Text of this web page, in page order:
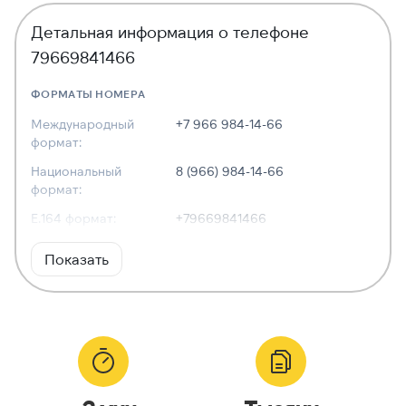
Детальная информация о телефоне
79669841466
ФОРМАТЫ НОМЕРА
Международный
формат:
+7 966 984-14-66
Национальный
формат:
8 (966) 984-14-66
E.164 формат:
+79669841466
RFC3966
формат:
Тип номера:
Оператор связи:
Показать